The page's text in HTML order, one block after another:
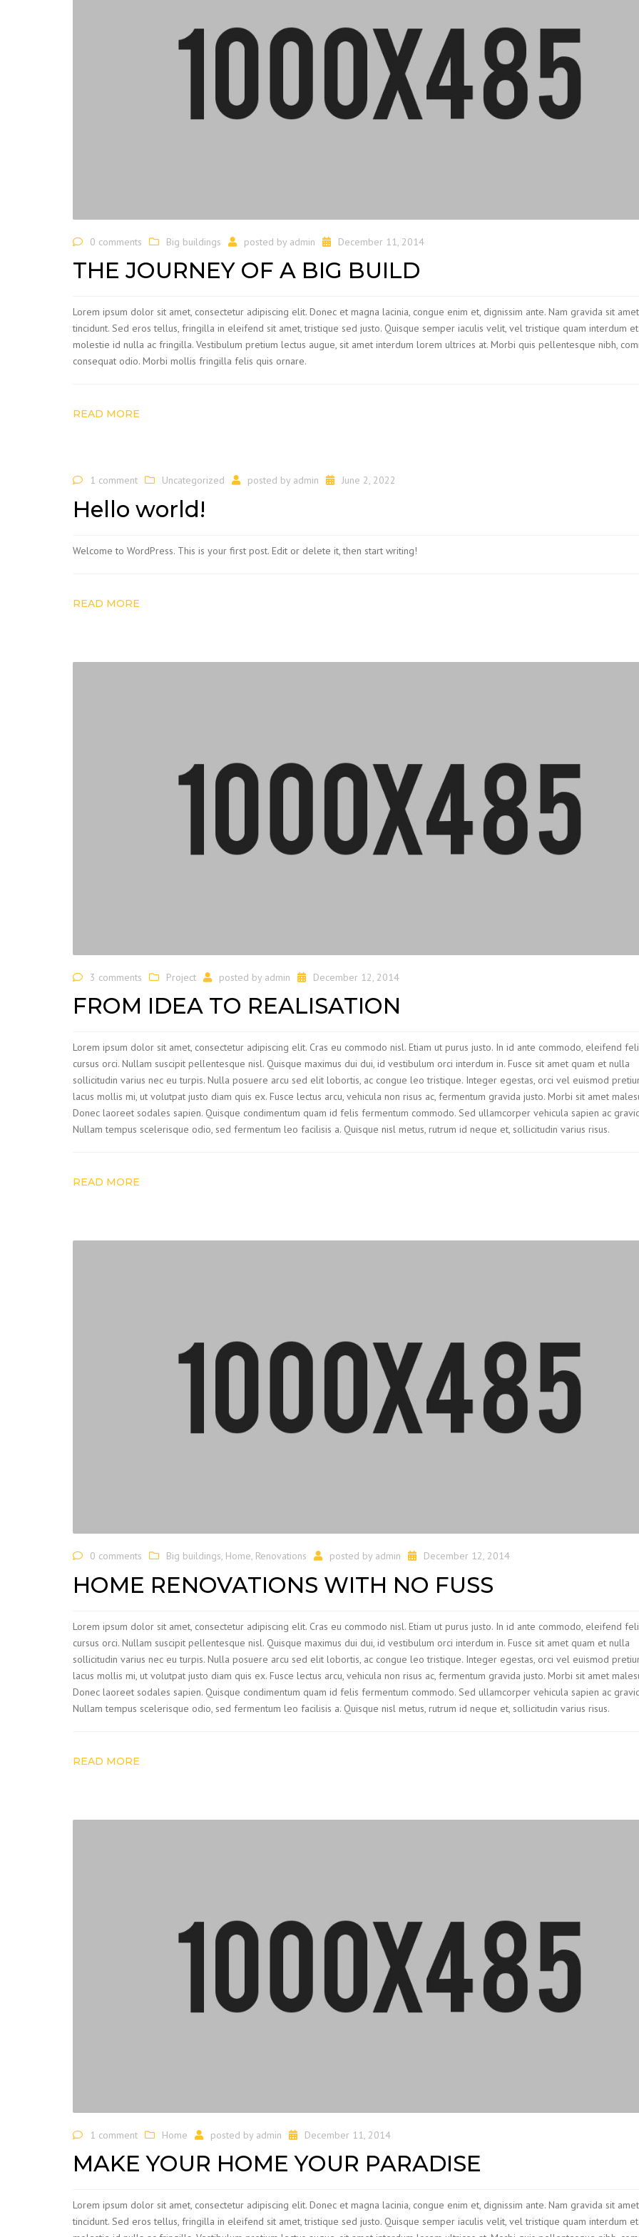
0 comments Big buildings posted by admin December 11, 2014
THE JOURNEY OF A BIG BUILD
Lorem ipsum dolor sit amet, consectetur adipiscing elit. Donec et magna lacinia, congue enim et, dignissim ante. Nam gravida sit
tincidunt. Sed eros tellus, fringilla in eleifend sit amet, tristique sed justo. Quisque semper iaculis velit, vel tristique quam interdum
molestie id nulla ac fringilla. Vestibulum pretium lectus augue, sit amet interdum lorem ultrices at. Morbi quis pellentesque nibh,
consequat odio. Morbi mollis fringilla felis quis ornare.
READ MORE
1 comment Uncategorized posted by admin June 2, 2022
Hello world!
Welcome to WordPress. This is your first post. Edit or delete it, then start writing!
READ MORE
3 comments Project posted by admin December 12, 2014
FROM IDEA TO REALISATION
Lorem ipsum dolor sit amet, consectetur adipiscing elit. Cras eu commodo nisl. Etiam ut purus justo. In id ante commodo, eleifend
cursus orci. Nullam suscipit pellentesque nisl. Quisque maximus dui dui, id vestibulum orci interdum in. Fusce sit amet quam et nulla
sollicitudin varius nec eu turpis. Nulla posuere arcu sed elit lobortis, ac congue leo tristique. Integer egestas, orci vel euismod
lacus mollis mi, ut volutpat justo diam quis ex. Fusce lectus arcu, vehicula non risus ac, fermentum gravida justo. Morbi sit amet
Donec laoreet sodales sapien. Quisque condimentum quam id felis fermentum commodo. Sed ullamcorper vehicula sapien ac
Nullam tempus scelerisque odio, sed fermentum leo facilisis a. Quisque nisl metus, rutrum id neque et, sollicitudin varius risus.
READ MORE
0 comments Big buildings, Home, Renovations posted by admin December 12, 2014
HOME RENOVATIONS WITH NO FUSS
Lorem ipsum dolor sit amet, consectetur adipiscing elit. Cras eu commodo nisl. Etiam ut purus justo. In id ante commodo, eleifend
cursus orci. Nullam suscipit pellentesque nisl. Quisque maximus dui dui, id vestibulum orci interdum in. Fusce sit amet quam et nulla
sollicitudin varius nec eu turpis. Nulla posuere arcu sed elit lobortis, ac congue leo tristique. Integer egestas, orci vel euismod
lacus mollis mi, ut volutpat justo diam quis ex. Fusce lectus arcu, vehicula non risus ac, fermentum gravida justo. Morbi sit amet
Donec laoreet sodales sapien. Quisque condimentum quam id felis fermentum commodo. Sed ullamcorper vehicula sapien ac
Nullam tempus scelerisque odio, sed fermentum leo facilisis a. Quisque nisl metus, rutrum id neque et, sollicitudin varius risus.
READ MORE
1 comment Home posted by admin December 11, 2014
MAKE YOUR HOME YOUR PARADISE
Lorem ipsum dolor sit amet, consectetur adipiscing elit. Donec et magna lacinia, congue enim et, dignissim ante. Nam gravida sit
tincidunt. Sed eros tellus, fringilla in eleifend sit amet, tristique sed justo. Quisque semper iaculis velit, vel tristique quam interdum